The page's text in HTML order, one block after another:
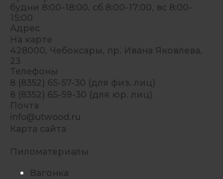
будни 8:00-18:00, сб 8:00-17:00, вс 8:00-
15:00
Адрес
На карте
428000, Чебоксары, пр. Ивана Яковлева,
23
Телефоны
8 (8352) 65-57-30 (для физ. лиц)
8 (8352) 65-59-30 (для юр. лиц)
Почта
info@utwood.ru
Карта сайта
Пиломатериалы
Вагонка